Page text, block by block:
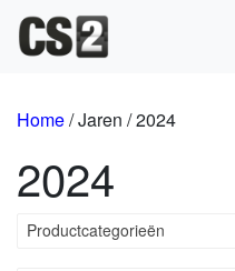
Hoofdnavigatie
Home/ Jaren / 2024
2024
Productcategorieën